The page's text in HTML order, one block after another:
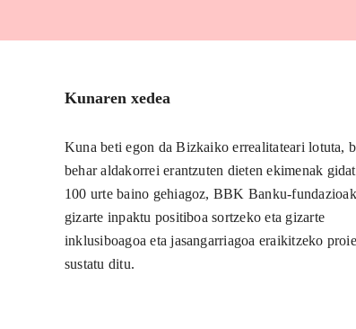
Kunaren xedea
Kuna beti egon da Bizkaiko errealitateari lotuta,
behar aldakorrei erantzuten dieten ekimenak
100 urte baino gehiagoz, BBK Banku-fundazioak
gizarte inpaktu positiboa sortzeko eta gizarte
inklusiboagoa eta jasangarriagoa eraikitzeko
sustatu ditu.